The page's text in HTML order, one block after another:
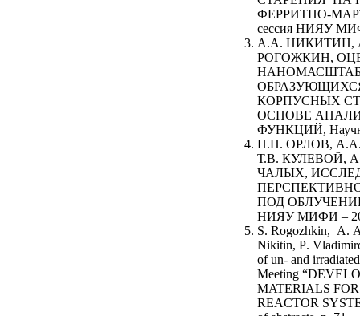
ФЕРРИТНО-
сессия НИЯУ
А.А. НИКИТИН,
РОГОЖКИН,
КОРПУСНЫХ
ОСНОВЕ
ФУНКЦИЙ,
Н.Н. ОРЛОВ,
Т.В. КУЛЕВОЙ,
ЧАЛЫХ,
ПОД
НИЯУ МИФИ –
S. Rogozhkin, A.
Nikitin, P.
of un- and
Meeting
MATERIALS
REACTOR